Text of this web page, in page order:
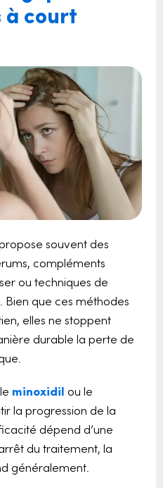
court
souvent des
compléments
ou techniques de
que ces méthodes
elles ne stoppent
durable la perte de
minoxidil ou le
la progression de la
dépend d’une
du traitement, la
généralement.